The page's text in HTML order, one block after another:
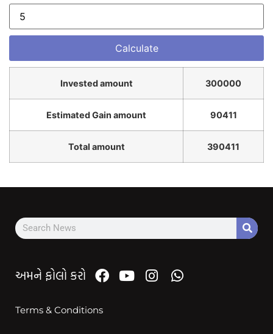
Invested amount 300000
Estimated Gain amount 90411
Total amount 390411
અમને ફોલો કરો
Terms & Conditions